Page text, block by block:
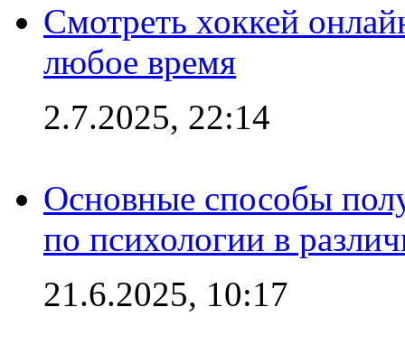
Смотреть хоккей
любое время
2.7.2025, 22:14
Основные способы
по психологии в
21.6.2025, 10:17